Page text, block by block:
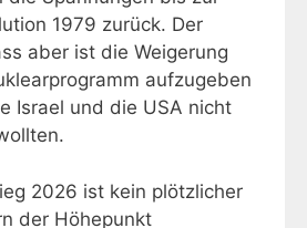
1979 zurück. Der
aber ist die Weigerung
aufzugeben
Israel und die USA nicht
2026 ist kein plötzlicher
der Höhepunkt